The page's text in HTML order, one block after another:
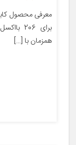
برای
همزمان با […]